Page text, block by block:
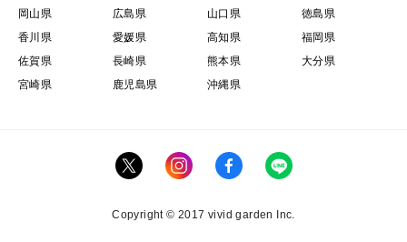
岡山県
広島県 山口県
徳島県
香川県
愛媛県 高知県
福岡県
佐賀県
長崎県 熊本県
大分県
宮崎県
鹿児島県 沖縄県
Copyright © 2017 vivid garden Inc.